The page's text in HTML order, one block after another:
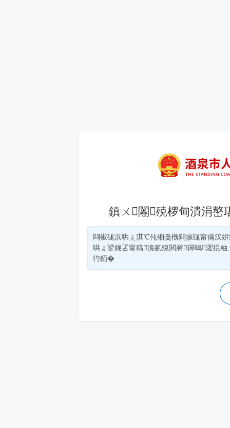
鎮ㄨ闂殑椤甸潰涓嶅
閰掓硥浜哄ぇ淇℃伅缃戞槸閰掓硥甯備汉
哄ぇ鍙婂叾甯稿浼氱殑閲嶈鑸嗚濯掍
彴銆�